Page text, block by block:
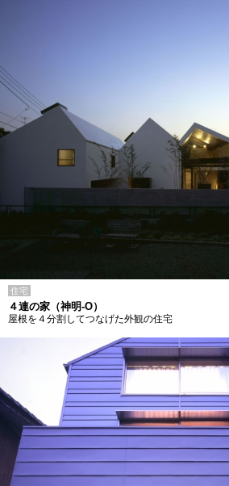
住宅
４連の家（神明-O）
屋根を４分割してつなげた外観の住宅